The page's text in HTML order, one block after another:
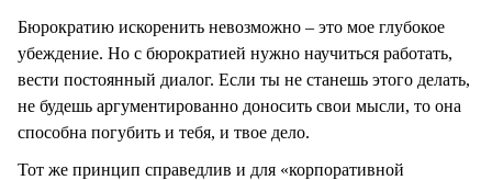
Бюрократию искоренить невозможно – это мое глубокое
убеждение. Но с бюрократией нужно научиться работать,
вести постоянный диалог. Если ты не станешь этого делать,
не будешь аргументированно доносить свои мысли, то она
способна погубить и тебя, и твое дело.
Тот же принцип справедлив и для «корпоративной